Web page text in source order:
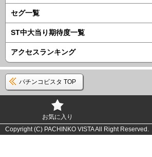
セグ一覧
ST中大当り期待度一覧
アクセスランキング
パチンコビスタ TOP
お気に入り
Copyright (C) PACHINKO VISTA All Right Reserved.